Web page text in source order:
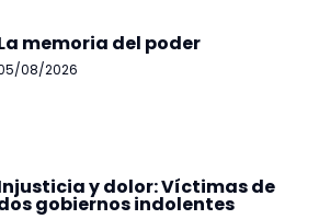
memoria del poder
08/2026
y dolor: Víctimas de
gobiernos indolentes